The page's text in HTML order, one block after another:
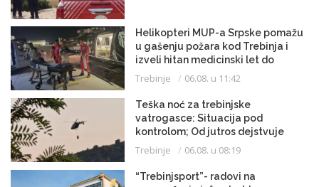
Helikopteri MUP-a Srpske pomažu
u gašenju požara kod Trebinja i
izveli hitan medicinski let do
Beograda
Trebinje 06.08. u 11:42
Teška noć za trebinjske
vatrogasce: Situacija pod
kontrolom; Od jutros dejstvuje
helikopter
Trebinje 06.08. u 08:19
“Trebinjsport”- radovi na